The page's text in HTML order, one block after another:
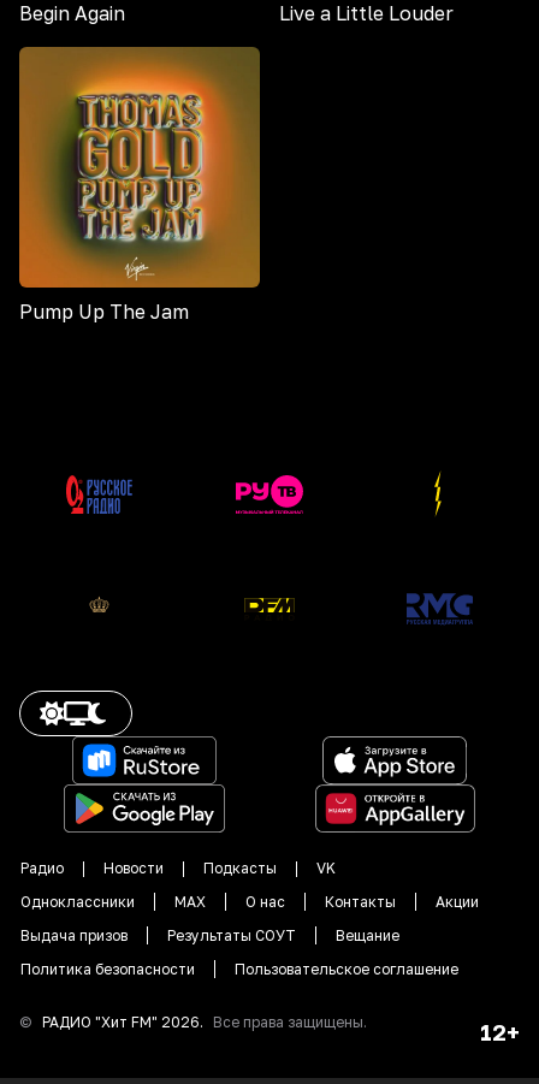
Begin Again Live a Little Louder
Pump Up The Jam
Радио Новости Подкасты
VK
Одноклассники
MAX О нас Контакты
Акции
Выдача призов
Результаты СОУТ
Вещание
Политика безопасности
Пользовательское соглашение
© РАДИО "Хит FM" 2026. Все права защищены. 12+